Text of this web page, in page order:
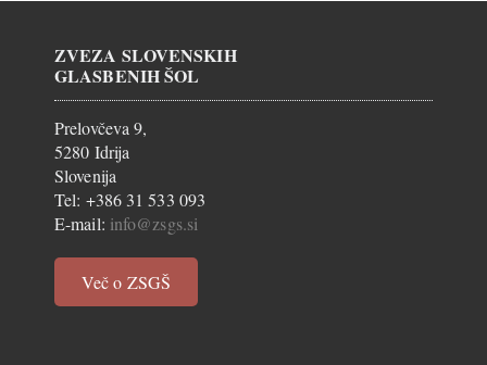
ZVEZA SLOVENSKIH
GLASBENIH ŠOL
Prelovčeva 9,
5280 Idrija
Slovenija
Tel: +386 31 533 093
E-mail: info@zsgs.si
Več o ZSGŠ